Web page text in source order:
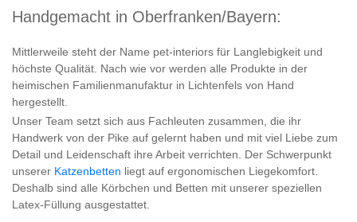
Handgemacht in Oberfranken/Bayern:
Mittlerweile steht der Name pet-interiors für Langlebigkeit und
höchste Qualität. Nach wie vor werden alle Produkte in der
heimischen Familienmanufaktur in Lichtenfels von Hand
hergestellt.
Unser Team setzt sich aus Fachleuten zusammen, die ihr
Handwerk von der Pike auf gelernt haben und mit viel Liebe zum
Detail und Leidenschaft ihre Arbeit verrichten. Der Schwerpunkt
unserer Katzenbetten liegt auf ergonomischen Liegekomfort.
Deshalb sind alle Körbchen und Betten mit unserer speziellen
Latex-Füllung ausgestattet.